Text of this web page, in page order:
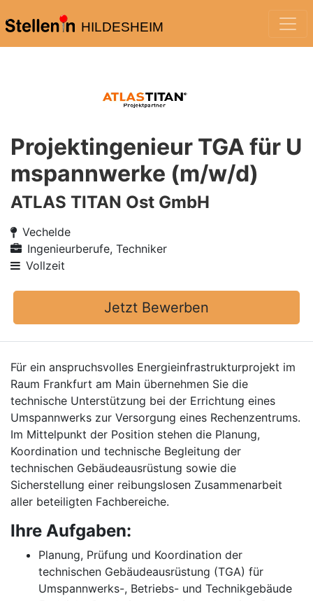
HILDESHEIM
Projektingenieur TGA für U
mspannwerke (m/w/d)
ATLAS TITAN Ost GmbH
Vechelde
Ingenieurberufe, Techniker
Vollzeit
Jetzt Bewerben
Für ein anspruchsvolles Energieinfrastrukturprojekt im
Raum Frankfurt am Main übernehmen Sie die
technische Unterstützung bei der Errichtung eines
Umspannwerks zur Versorgung eines Rechenzentrums.
Im Mittelpunkt der Position stehen die Planung,
Koordination und technische Begleitung der
technischen Gebäudeausrüstung sowie die
Sicherstellung einer reibungslosen Zusammenarbeit
aller beteiligten Fachbereiche.
Ihre Aufgaben:
Planung, Prüfung und Koordination der
technischen Gebäudeausrüstung (TGA) für
Umspannwerks-, Betriebs- und Technikgebäude